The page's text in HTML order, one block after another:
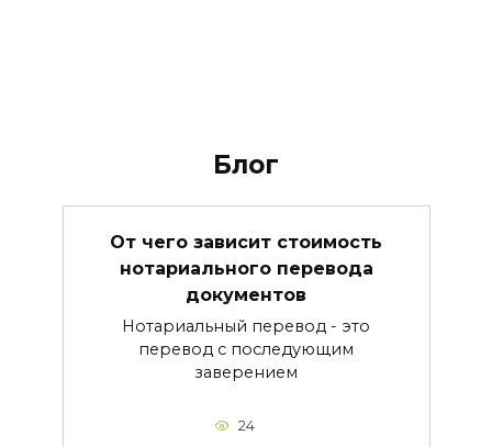
Блог
От чего зависит стоимость
нотариального перевода
документов
Нотариальный перевод - это
перевод с последующим
заверением
24